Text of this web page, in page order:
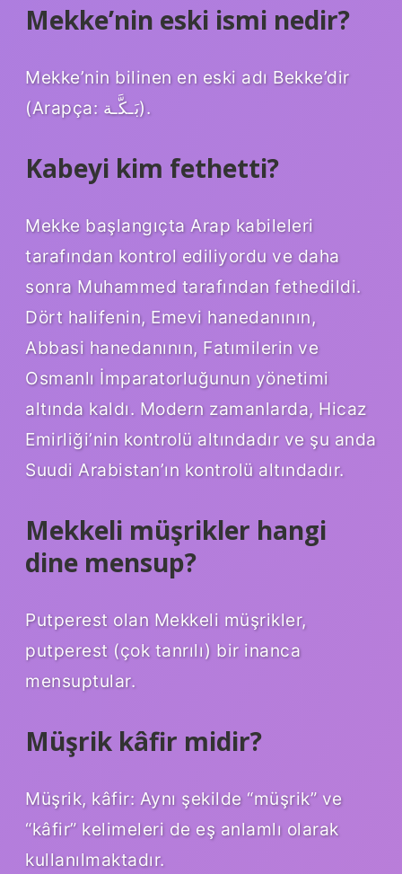
Mekke’nin eski ismi nedir?
Mekke’nin bilinen en eski adı Bekke’dir
(Arapça: بَـكَّـة).
Kabeyi kim fethetti?
Mekke başlangıçta Arap kabileleri
tarafından kontrol ediliyordu ve daha
sonra Muhammed tarafından fethedildi.
Dört halifenin, Emevi hanedanının,
Abbasi hanedanının, Fatımilerin ve
Osmanlı İmparatorluğunun yönetimi
altında kaldı. Modern zamanlarda, Hicaz
Emirliği’nin kontrolü altındadır ve şu anda
Suudi Arabistan’ın kontrolü altındadır.
Mekkeli müşrikler hangi
dine mensup?
Putperest olan Mekkeli müşrikler,
putperest (çok tanrılı) bir inanca
mensuptular.
Müşrik kâfir midir?
Müşrik, kâfir: Aynı şekilde “müşrik” ve
“kâfir” kelimeleri de eş anlamlı olarak
kullanılmaktadır.